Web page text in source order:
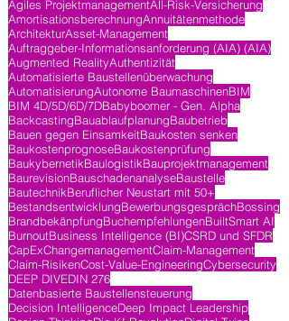
Agiles ProjektmanagementAll-Risk-Versicherung
AmortisationsberechnungAnnuitätenmethode
ArchitekturAsset-Management
Auftraggeber-Informationsanforderung (AIA) (AIA)
Augmented RealityAuthentizität
Automatisierte Baustellenüberwachung
AutomatisierungAutonome BaumaschinenBIM
BIM 4D/5D/6D/7DBabyboomer - Gen. Alpha
BackcastingBauablaufplanungBaubetrieb
Bauen gegen EinsamkeitBaukosten senken
BaukostenprognoseBaukostenprüfung
BaukybernetikBaulogistikBauprojektmanagement
BaurevisionBauschadenanalyseBaustelle
BautechnikBeruflicher Neustart mit 50+
BestandsentwicklungBewerbungsgesprächBossing
BrandbekänpfungBuchempfehlungenBuiltSmart AI
BurnoutBusiness Intelligence (BI)CSRD und SFDR
CapExChangemanagementClaim-Management
Claim-RisikenCost-Value-EngineeringCybersecurity
DEEP DIVEDIN 276
Datenbasierte Baustellensteuerung
Decision IntelligenceDeep Impact Leadership